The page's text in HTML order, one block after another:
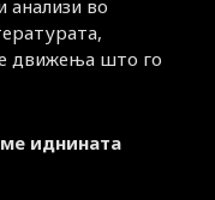
анализи во
движења што го
иднината